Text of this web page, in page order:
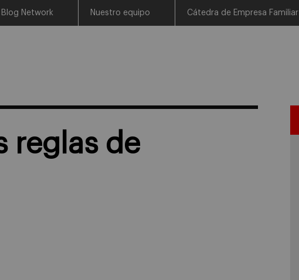
Blog Network Nuestro equipo Cátedra de Empresa Familiar
reglas de